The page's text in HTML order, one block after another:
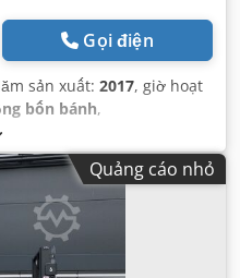
Gọi điện
sản xuất: 2017, giờ hoạt
bốn bánh,
Quảng cáo nhỏ